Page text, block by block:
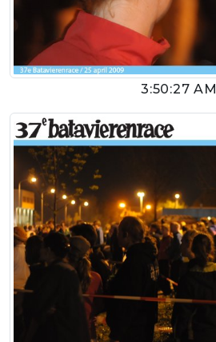
3:50:27 AM